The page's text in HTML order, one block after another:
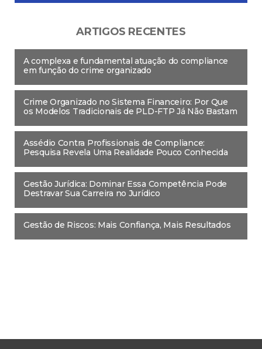
ARTIGOS RECENTES
A complexa e fundamental atuação do compliance
em função do crime organizado
Crime Organizado no Sistema Financeiro: Por Que
os Modelos Tradicionais de PLD-FTP Já Não Bastam
Assédio Contra Profissionais de Compliance:
Pesquisa Revela Uma Realidade Pouco Conhecida
Gestão Jurídica: Dominar Essa Competência Pode
Destravar Sua Carreira no Jurídico
Gestão de Riscos: Mais Confiança, Mais Resultados